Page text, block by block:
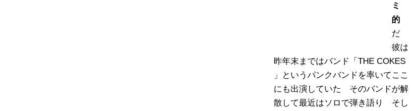
ミ
的
だ
彼は
昨年末まではバンド「THE COKES
」というパンクバンドを率いてここ
にも出演していた そのバンドが解
散して最近はソロで弾き語り そし